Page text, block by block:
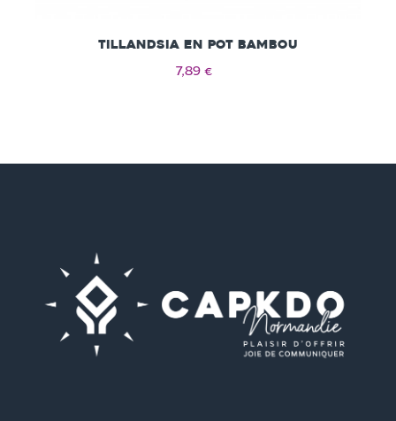
Tillandsia en pot bambou
7,89 €